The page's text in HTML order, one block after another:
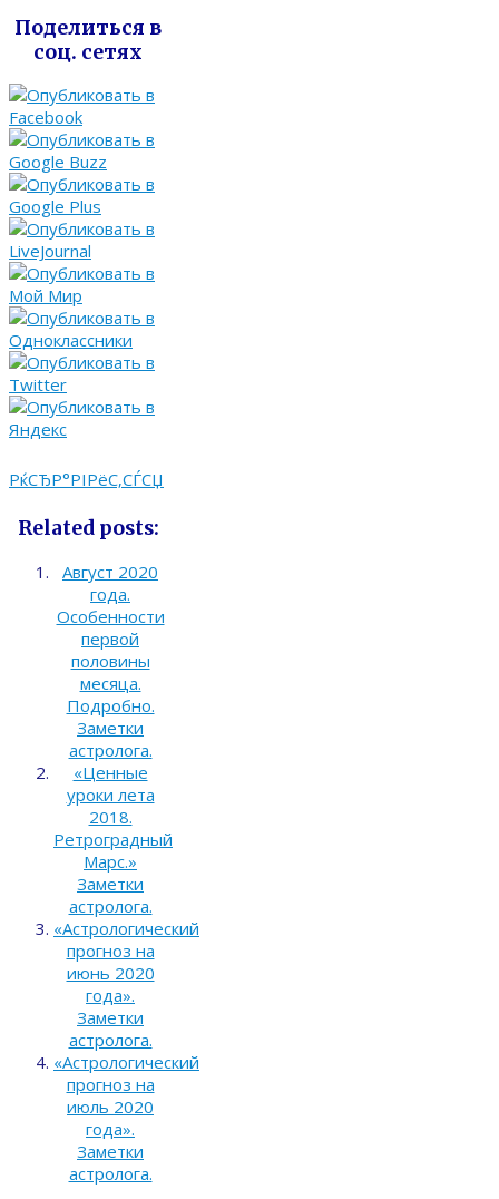
Поделиться в
соц. сетях
РќСЂР°РІРёС‚СЃСЏ
Related posts:
Август 2020
года.
Особенности
первой
половины
месяца.
Подробно.
Заметки
астролога.
«Ценные
уроки лета
2018.
Ретроградный
Марс.»
Заметки
астролога.
«Астрологический
прогноз на
июнь 2020
года».
Заметки
астролога.
«Астрологический
прогноз на
июль 2020
года».
Заметки
астролога.